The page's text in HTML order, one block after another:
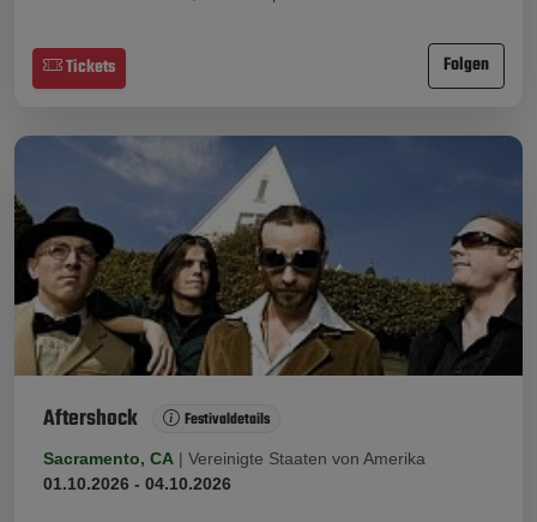
Tickets Folgen
Aftershock Festivaldetails
Sacramento, CA | Vereinigte Staaten von Amerika
01.10.2026 - 04.10.2026